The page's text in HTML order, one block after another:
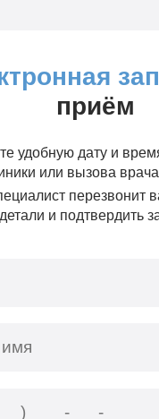
приём
удобную дату и
или вызова
перезвонит
детали и подтвердить